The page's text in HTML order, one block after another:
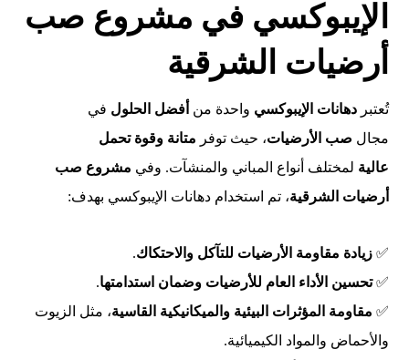
الإيبوكسي في مشروع صب
أرضيات الشرقية
تُعتبردهانات الإيبوكسي واحدة من أفضل الحلول في
مجال صب الأرضيات، حيث توفر متانة وقوة تحمل
عالية لمختلف أنواع المباني والمنشآت. وفي مشروع صب
أرضيات الشرقية، تم استخدام دهانات الإيبوكسي بهدف:
✅زيادة مقاومة الأرضيات للتآكل والاحتكاك.
✅تحسين الأداء العام للأرضيات وضمان استدامتها.
✅ مقاومة المؤثرات البيئية والميكانيكية القاسية، مثل الزيوت
والأحماض والمواد الكيميائية.